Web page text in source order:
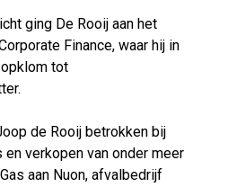
ging De Rooij aan het
Finance, waar hij in
tot
de Rooij betrokken bij
verkopen van onder meer
aan Nuon, afvalbedrijf